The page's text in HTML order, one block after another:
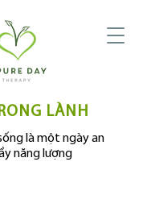
là một ngày an
năng lượng
LÀNH